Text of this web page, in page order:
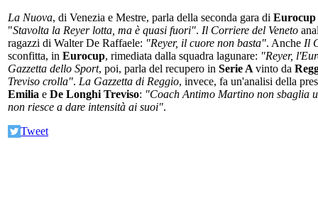
La Nuova, di Venezia e Mestre, parla della seconda gara di Eurocup
"Stavolta la Reyer lotta, ma è quasi fuori". Il Corriere del Veneto
ragazzi di Walter De Raffaele: "Reyer, il cuore non basta". Anche Il
sconfitta, in Eurocup, rimediata dalla squadra lagunare: "Reyer,
Gazzetta dello Sport, poi, parla del recupero in Serie A vinto da
Treviso crolla". La Gazzetta di Reggio, invece, fa un'analisi della
Emilia e De Longhi Treviso: "Coach Antimo Martino non sbaglia
non riesce a dare intensità ai suoi".
Tweet